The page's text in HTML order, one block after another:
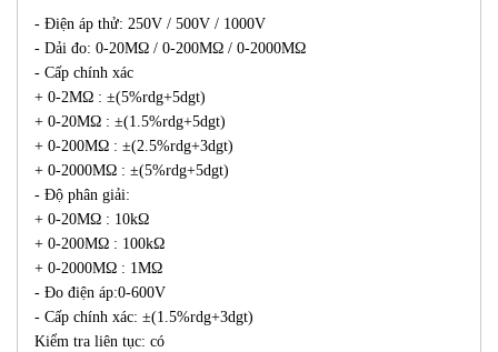
- Điện áp thử: 250V / 500V / 1000V
- Dải đo: 0-20MΩ / 0-200MΩ / 0-2000MΩ
- Cấp chính xác
+ 0-2MΩ : ±(5%rdg+5dgt)
+ 0-20MΩ : ±(1.5%rdg+5dgt)
+ 0-200MΩ : ±(2.5%rdg+3dgt)
+ 0-2000MΩ : ±(5%rdg+5dgt)
- Độ phân giải:
+ 0-20MΩ : 10kΩ
+ 0-200MΩ : 100kΩ
+ 0-2000MΩ : 1MΩ
- Đo điện áp:0-600V
- Cấp chính xác: ±(1.5%rdg+3dgt)
Kiểm tra liên tục: có